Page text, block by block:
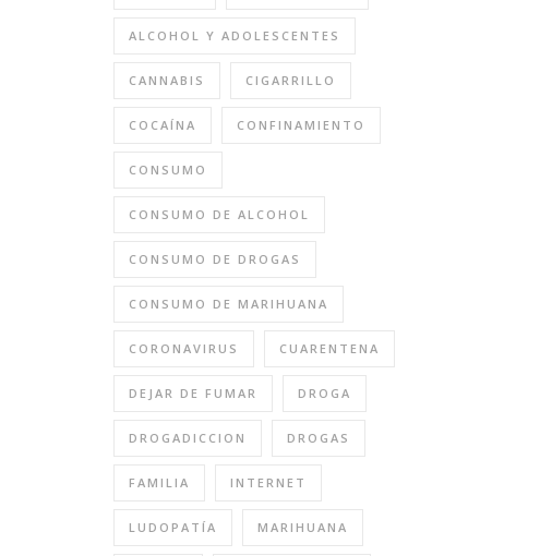
ALCOHOL Y ADOLESCENTES
CANNABIS CIGARRILLO
COCAÍNA CONFINAMIENTO
CONSUMO
CONSUMO DE ALCOHOL
CONSUMO DE DROGAS
CONSUMO DE MARIHUANA
CORONAVIRUS CUARENTENA
DEJAR DE FUMAR DROGA
DROGADICCION DROGAS
FAMILIA INTERNET
LUDOPATÍA MARIHUANA